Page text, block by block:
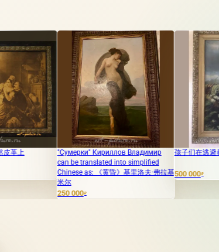
"Сумерки" Кириллов Владимир
can be translated into simplified
Chinese as: 《黄昏》基里洛夫·弗拉基
米尔
孩子们在逃避暴风雨 油画，画布
500 000₽